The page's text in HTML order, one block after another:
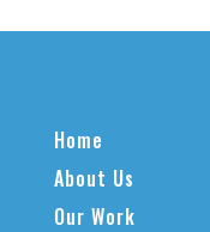
Home
About Us
Our Work